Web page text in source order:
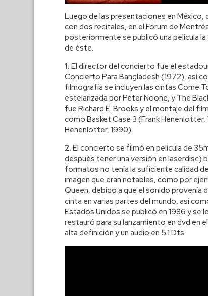
Luego de las presentaciones en México,
con dos recitales, en el Forum de
posteriormente se publicó una película
de éste.
1. El director del concierto fue el
Concierto Para Bangladesh (1972), así
filmografía se incluyen las cintas Come
estelarizada por Peter Noone, y The
fue Richard E. Brooks y el montaje del
como Basket Case 3 (Frank Henenlotter,
Henenlotter, 1990).
2. El concierto se filmó en película de
después tener una versión en laserdisc)
formatos no tenía la suficiente calidad
imagen que eran notables, como por
Queen, debido a que el sonido
cinta en varias partes del mundo, así
Estados Unidos se publicó en 1986 y se
restauró para su lanzamiento en dvd en
alta definición y un audio en 5.1 Dts.